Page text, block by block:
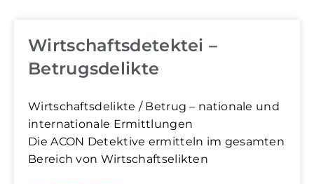
Wirtschaftsdetektei –
Betrugsdelikte
Wirtschaftsdelikte / Betrug – nationale und
internationale Ermittlungen
Die ACON Detektive ermitteln im gesamten
Bereich von Wirtschaftselikten